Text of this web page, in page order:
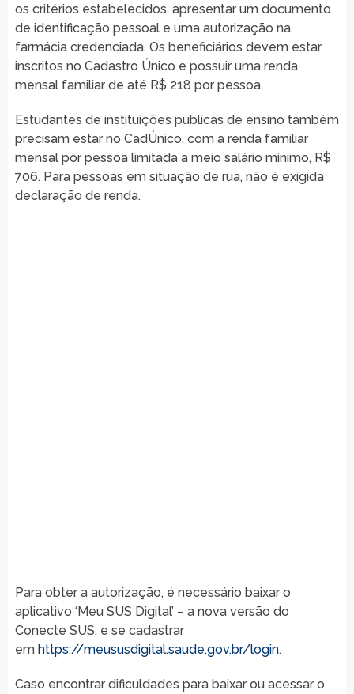
os critérios estabelecidos, apresentar um documento
de identificação pessoal e uma autorização na
farmácia credenciada. Os beneficiários devem estar
inscritos no Cadastro Único e possuir uma renda
mensal familiar de até R$ 218 por pessoa.
Estudantes de instituições públicas de ensino também
precisam estar no CadÚnico, com a renda familiar
mensal por pessoa limitada a meio salário mínimo, R$
706. Para pessoas em situação de rua, não é exigida
declaração de renda.
Para obter a autorização, é necessário baixar o
aplicativo ‘Meu SUS Digital’ – a nova versão do
Conecte SUS, e se cadastrar
em https://meususdigital.saude.gov.br/login.
Caso encontrar dificuldades para baixar ou acessar o